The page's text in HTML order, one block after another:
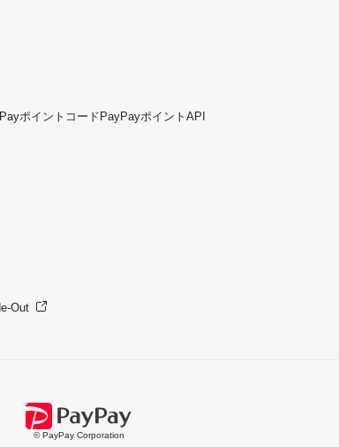
ポイントコードPayPayポイントAPI
Out
© PayPay Corporation